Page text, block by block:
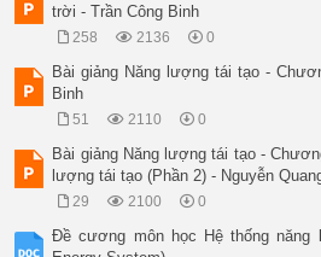
trời - Trần Công Binh
258 2136 0
Bài giảng Năng lượng tái tạo -
Binh
51 2110 0
Bài giảng Năng lượng tái tạo -
lượng tái tạo (Phần 2) - Nguyễn
29 2100 0
Đề cương môn học Hệ thống năng